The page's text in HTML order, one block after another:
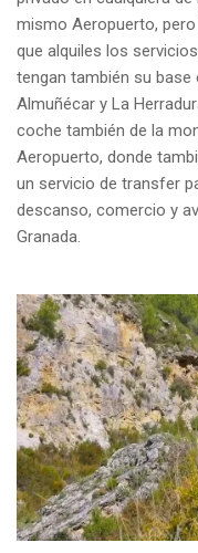
mismo Aeropuerto,
que alquiles los
tengan también su base
Almuñécar y La
coche también de la
Aeropuerto, donde
un servicio de transfer
descanso, comercio y
Granada.